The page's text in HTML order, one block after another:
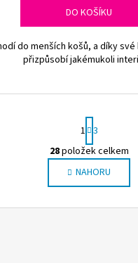
DO KOŠÍKU
do menších košů, a díky
přizpůsobí jakémukoli
O
v
l
á
S
t
r
á
n
k
1 3
28položek celkem
NAHORU